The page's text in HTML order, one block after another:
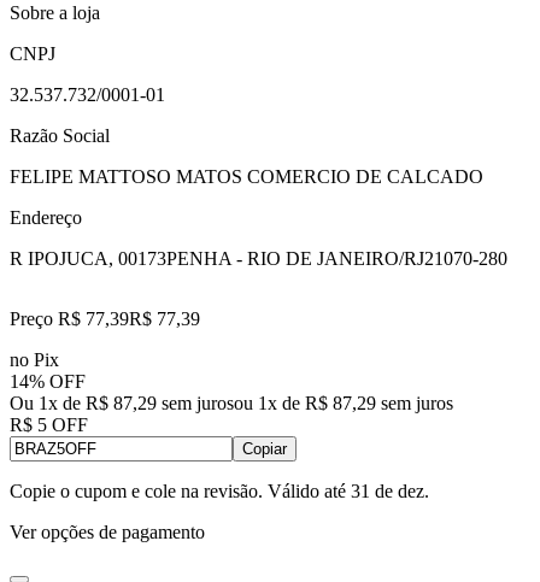
Sobre a loja
CNPJ
32.537.732/0001-01
Razão Social
FELIPE MATTOSO MATOS COMERCIO DE CALCADO
Endereço
R IPOJUCA, 00173PENHA - RIO DE JANEIRO/RJ21070-280
Preço R$ 77,39R$ 77,39
no Pix
14% OFF
Ou 1x de R$ 87,29 sem jurosou 1x de R$ 87,29 sem juros
R$ 5 OFF
Copiar
Copie o cupom e cole na revisão. Válido até 31 de dez.
Ver opções de pagamento